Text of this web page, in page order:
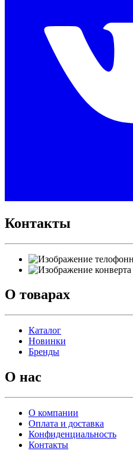
Контакты
О товарах
Каталог
Новинки
Бренды
О нас
О компании
Оплата и доставка
Конфиденциальность
Контакты